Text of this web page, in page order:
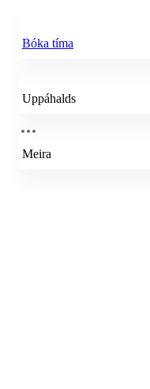
Bóka tíma
Uppáhalds
Meira